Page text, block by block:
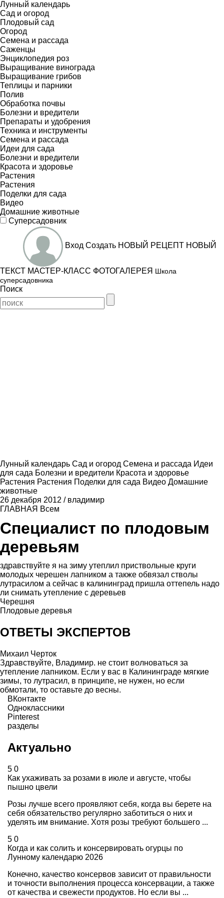
Лунный календарь
Сад и огород
Плодовый сад
Огород
Семена и рассада
Саженцы
Энциклопедия роз
Выращивание винограда
Выращивание грибов
Теплицы и парники
Полив
Обработка почвы
Болезни и вредители
Препараты и удобрения
Техника и инструменты
Семена и рассада
Идеи для сада
Болезни и вредители
Красота и здоровье
Растения
Растения
Поделки для сада
Видео
Домашние животные
Суперсадовник
Вход Создать НОВЫЙ РЕЦЕПТ НОВЫЙ
ТЕКСТ МАСТЕР-КЛАСС ФОТОГАЛЕРЕЯ Школа
суперсадовника
Поиск
Лунный календарь Сад и огород Семена и рассада Идеи
для сада Болезни и вредители Красота и здоровье
Растения Растения Поделки для сада Видео Домашние
животные
26 декабря 2012 / владимир
ГЛАВНАЯ Всем
Специалист по плодовым
деревьям
здравствуйте я на зиму утеплил приствольные круги
молодых черешен лапником а также обвязал стволы
лутрасилом а сейчас в калининград пришла оттепель надо
ли снимать утепление с деревьев
Черешня
Плодовые деревья
ОТВЕТЫ ЭКСПЕРТОВ
Михаил Черток
Здравствуйте, Владимир. не стоит волноваться за
утепление лапником. Если у вас в Калининграде мягкие
зимы, то лутрасил, в принципе, не нужен, но если
обмотали, то оставьте до весны.
ВКонтакте
Одноклассники
Pinterest
разделы
Актуально
5 0
Как ухаживать за розами в июле и августе, чтобы
пышно цвели
Розы лучше всего проявляют себя, когда вы берете на
себя обязательство регулярно заботиться о них и
уделять им внимание. Хотя розы требуют большего ...
5 0
Когда и как солить и консервировать огурцы по
Лунному календарю 2026
Конечно, качество консервов зависит от правильности
и точности выполнения процесса консервации, а также
от качества и свежести продуктов. Но если вы ...